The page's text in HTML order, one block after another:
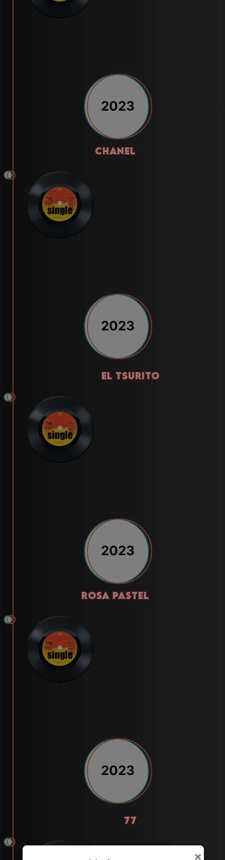
2023
chanel
2023
el tsurito
2023
rosa pastel
2023
77
×